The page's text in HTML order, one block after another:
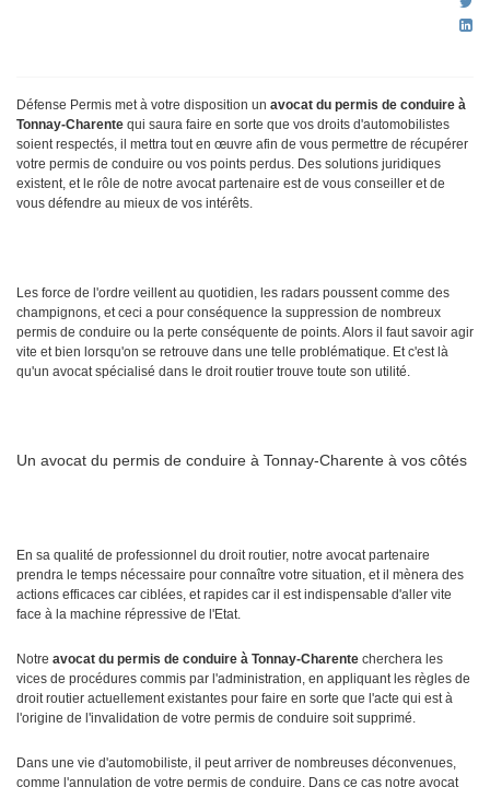
Défense Permis met à votre disposition un avocat du permis de conduire à
Tonnay-Charente qui saura faire en sorte que vos droits d'automobilistes
soient respectés, il mettra tout en œuvre afin de vous permettre de récupérer
votre permis de conduire ou vos points perdus. Des solutions juridiques
existent, et le rôle de notre avocat partenaire est de vous conseiller et de
vous défendre au mieux de vos intérêts.
Les force de l'ordre veillent au quotidien, les radars poussent comme des
champignons, et ceci a pour conséquence la suppression de nombreux
permis de conduire ou la perte conséquente de points. Alors il faut savoir agir
vite et bien lorsqu'on se retrouve dans une telle problématique. Et c'est là
qu'un avocat spécialisé dans le droit routier trouve toute son utilité.
Un avocat du permis de conduire à Tonnay-Charente à vos côtés
En sa qualité de professionnel du droit routier, notre avocat partenaire
prendra le temps nécessaire pour connaître votre situation, et il mènera des
actions efficaces car ciblées, et rapides car il est indispensable d'aller vite
face à la machine répressive de l'Etat.
Notre avocat du permis de conduire à Tonnay-Charente cherchera les
vices de procédures commis par l'administration, en appliquant les règles de
droit routier actuellement existantes pour faire en sorte que l'acte qui est à
l'origine de l'invalidation de votre permis de conduire soit supprimé.
Dans une vie d'automobiliste, il peut arriver de nombreuses déconvenues,
comme l'annulation de votre permis de conduire. Dans ce cas notre avocat